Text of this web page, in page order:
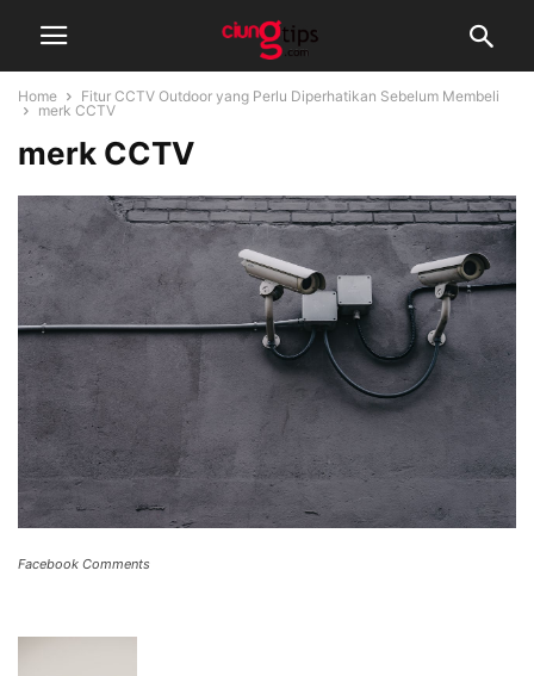
Home
Fitur CCTV Outdoor yang Perlu Diperhatikan Sebelum Membeli
merk CCTV
merk CCTV
Facebook Comments